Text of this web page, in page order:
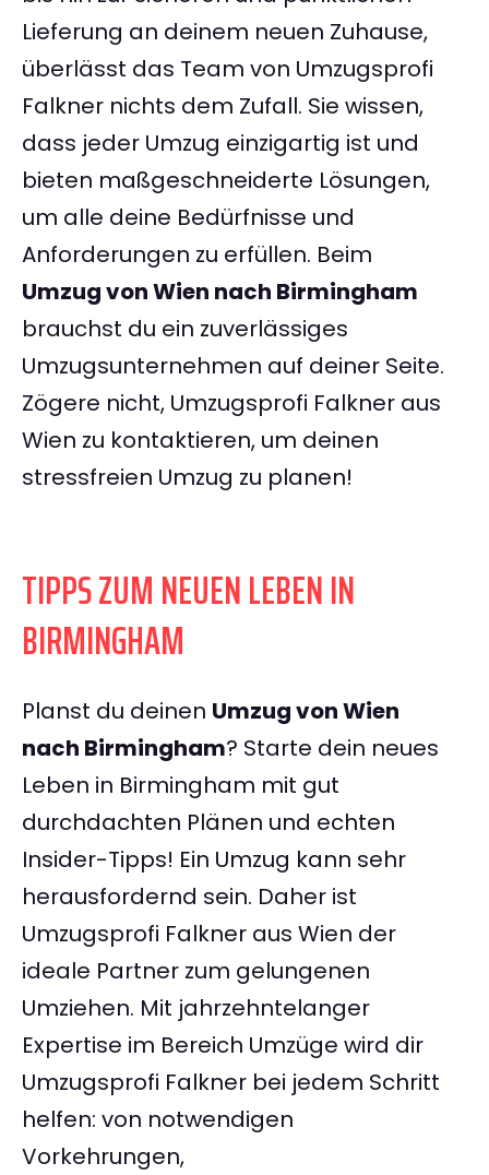
Lieferung an deinem neuen Zuhause,
überlässt das Team von Umzugsprofi
Falkner nichts dem Zufall. Sie wissen,
dass jeder Umzug einzigartig ist und
bieten maßgeschneiderte Lösungen,
um alle deine Bedürfnisse und
Anforderungen zu erfüllen. Beim
Umzug von Wien nach Birmingham
brauchst du ein zuverlässiges
Umzugsunternehmen auf deiner Seite.
Zögere nicht, Umzugsprofi Falkner aus
Wien zu kontaktieren, um deinen
stressfreien Umzug zu planen!
TIPPS ZUM NEUEN LEBEN IN
BIRMINGHAM
Planst du deinen Umzug von Wien
nach Birmingham? Starte dein neues
Leben in Birmingham mit gut
durchdachten Plänen und echten
Insider-Tipps! Ein Umzug kann sehr
herausfordernd sein. Daher ist
Umzugsprofi Falkner aus Wien der
ideale Partner zum gelungenen
Umziehen. Mit jahrzehntelanger
Expertise im Bereich Umzüge wird dir
Umzugsprofi Falkner bei jedem Schritt
helfen: von notwendigen
Vorkehrungen,